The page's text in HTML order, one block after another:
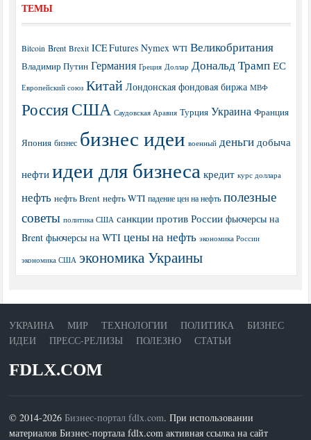
ТЕМЫ
Bitcoin Brent Brexit ICE Futures Nymex WTI Великобритания
Владимир Путин Германия Греция Доллар Дональд Трамп ЕС
Европейский союз Китай Лондонская фондовая биржа МВФ
РоссияСША Саудовская Аравия Турция Украина Франция
Япония бизнес бизнес идеи военный деньги добыча
нефти идеи для бизнеса кредит курс доллара
нефть нефть Brent нефть WTI падение цен на нефть полезные
советы политика США санкции против России фьючерсы на
Brent фьючерсы на WTI цены на нефть экономика России
экономика США экономика Украины
УКРАИНА МИР ТЕХНОЛОГИИ ПОЛИТИКА
БИЗНЕС
ИДЕИ
ПРЕСС-РЕЛИЗЫ ПОЛЕЗНО СТАТЬИ
FDLX.COM
© 2014-2026 Бизнес-портал fdlx.com. При использовании
материалов Бизнес-портала fdlx.com активная ссылка на сайт